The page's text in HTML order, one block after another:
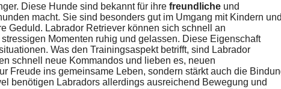
Diese Hunde sind bekannt für ihre freundliche und
macht. Sie sind besonders gut im Umgang mit Kindern und
Geduld. Labrador Retriever können sich schnell an
Momenten ruhig und gelassen. Diese Eigenschaft
Was den Trainingsaspekt betrifft, sind Labrador
schnell neue Kommandos und lieben es, neuen
Freude ins gemeinsame Leben, sondern stärkt auch die
benötigen Labradors allerdings ausreichend Bewegung und